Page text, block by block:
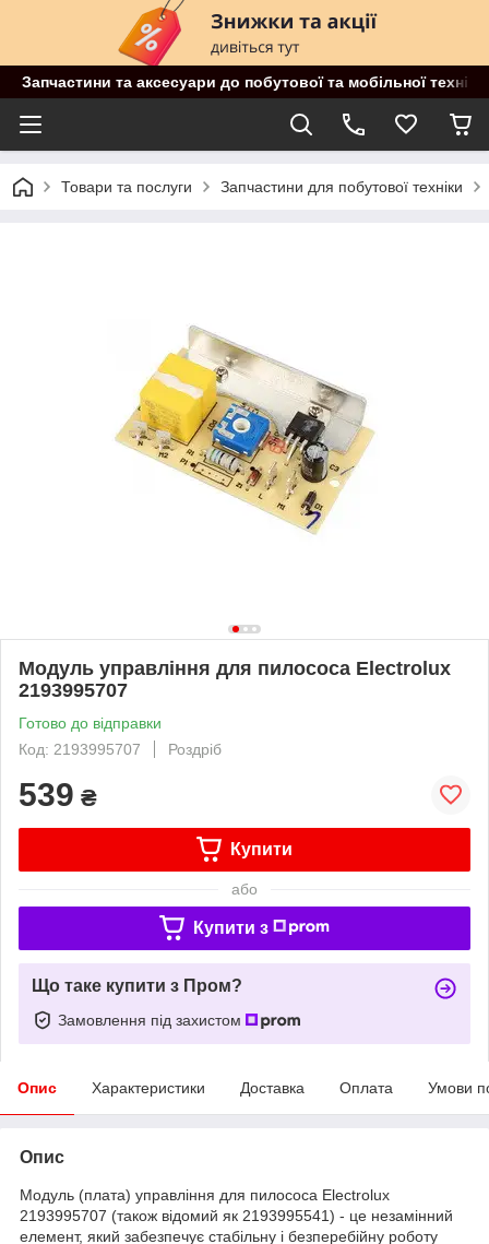
Запчастини та аксесуари до побутової та мобільної
Товари та послуги Запчастини для побутової техніки
Модуль управління для пилососа Electrolux
2193995707
Готово до відправки
Код: 2193995707
Роздріб
539 ₴
Купити
або
Купити з
Що таке купити з Пром?
Замовлення під захистом
Опис Характеристики Доставка Оплата Умови
Опис
Модуль (плата) управління для пилососа Electrolux
2193995707 (також відомий як 2193995541) - це незамінний
елемент, який забезпечує стабільну і безперебійну роботу